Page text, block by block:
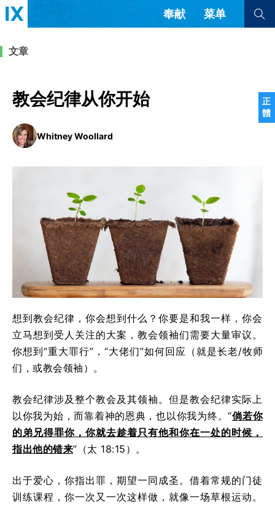
正
體
奉献 菜单
教会带领 解经式讲道与神学
福音传讲与宣教 成员制与教会纪律
团契生活与祷告
查看全部
查看全部
正體中文
葡萄牙语
俄语
乌兹别克语
达里语
波斯语
罗马尼亚语
波兰语
越南语
意大利语
德语
土耳其语
阿拉伯语
阿尔巴尼亚语
塞尔维亚语 柬埔寨语
文章
教会纪律从你开始
Whitney Woollard
想到教会纪律，你会想到什么？你要是和我一样，你会
立马想到受人关注的大案，教会领袖们需要大量审议。
你想到“重大罪行”，“大佬们”如何回应（就是长老/牧师
们，或教会领袖）。
教会纪律涉及整个教会及其领袖。但是教会纪律实际上
以你我为始，而靠着神的恩典，也以你我为终。“倘若你
的弟兄得罪你，你就去趁着只有他和你在一处的时候，
指出他的错来”（太 18:15）。
出于爱心，你指出罪，期望一同成圣。借着常规的门徒
训练课程，你一次又一次这样做，就像一场草根运动。